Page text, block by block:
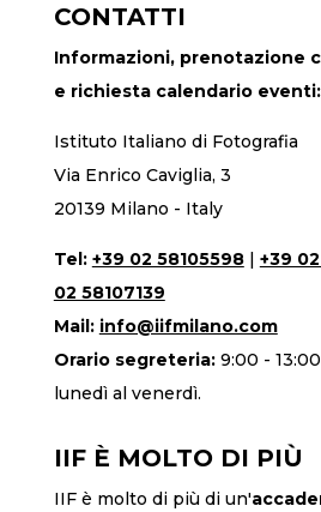
CONTATTI
Informazioni, prenotazione
e richiesta calendario eventi:
Istituto Italiano di Fotografia
Via Enrico Caviglia, 3
20139 Milano - Italy
Tel: +39 02 58105598| +39
02 58107139
Mail: info@iifmilano.com
Orario segreteria: 9:00 -
lunedì al venerdì.
IIF È MOLTO DI PIÙ
IIF è molto di più di un'